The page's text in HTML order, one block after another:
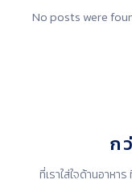
No posts were
ก
ที่เราใส่ใจด้านอาห